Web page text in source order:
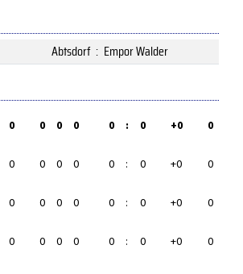
Abtsdorf : Empor Walder
0 0 0 0 0 : 0 +0 0
0 0 0 0 0 : 0 +0 0
0 0 0 0 0 : 0 +0 0
0 0 0 0 0 : 0 +0 0